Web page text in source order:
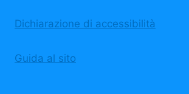
Dichiarazione di accessibilità
Guida al sito